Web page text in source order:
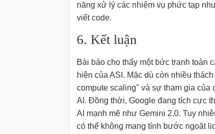
năng xử lý các nhiệm vụ phức tạp
viết code.
6. Kết luận
Bài báo cho thấy một bức tranh toàn
hiện của ASI. Mặc dù còn nhiều
compute scaling" và sự tham gia
AI. Đồng thời, Google đang tích cực
AI mạnh mẽ như Gemini 2.0. Tuy
có thể không mang tính bước ngoặt